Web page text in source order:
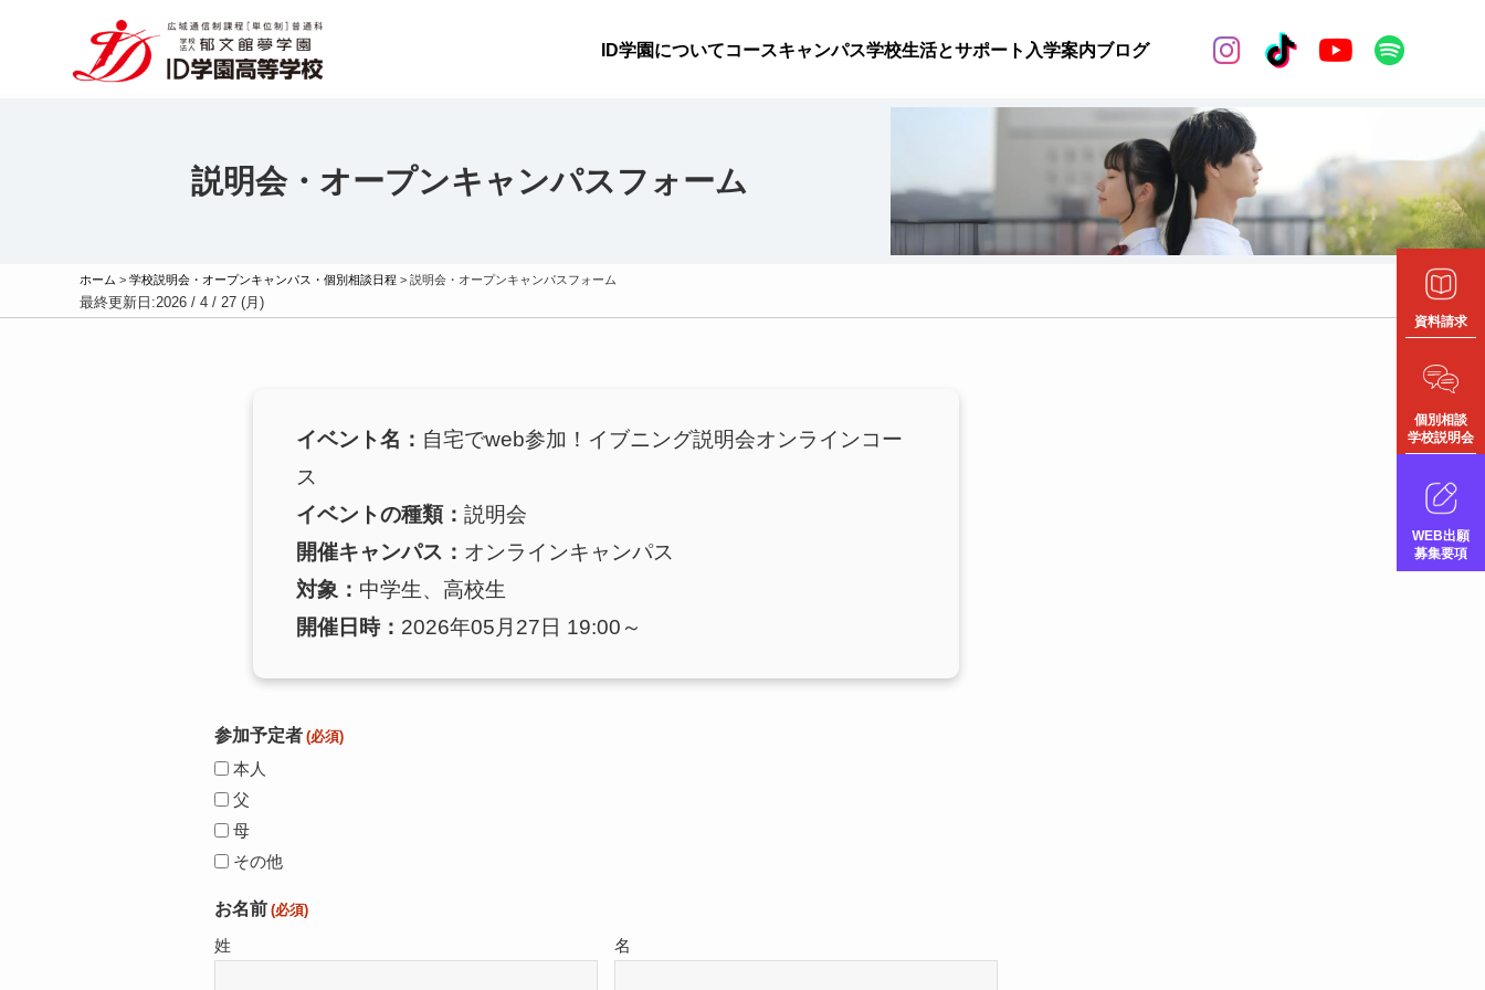
ID学園についてコースキャンパス学校生活とサポート 入学案内ブログ  
資料請求
個別相談
学校説明会
WEB出願
募集要項
説明会・オープンキャンパスフォーム
ホーム > 学校説明会・オープンキャンパス・個別相談日程 > 説明会・オープンキャンパスフォーム
最終更新日:2026 / 4 / 27 (月)
イベント名： 自宅でweb参加！イブニング説明会オンラインコー
ス
イベントの種類： 説明会
開催キャンパス： オンラインキャンパス
対象： 中学生、高校生
開催日時： 2026年05月27日 19:00～
参加予定者 (必須)
本人
父
母
その他
お名前 (必須)
姓 名